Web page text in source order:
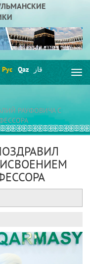
Рус Qaz قاز
РАУФОВИЧА С